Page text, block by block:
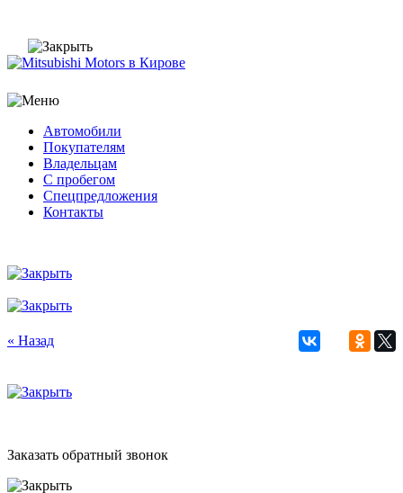
Автомобили
Покупателям
Владельцам
С пробегом
Спецпредложения
Контакты
« Назад
Заказать обратный звонок